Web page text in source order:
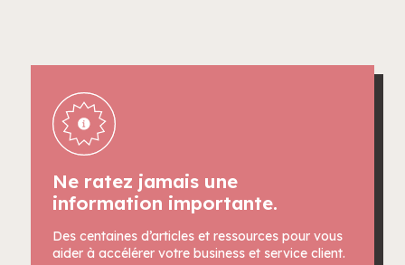
Ne ratez jamais une
information importante.
Des centaines d’articles et ressources pour vous
aider à accélérer votre business et service client.